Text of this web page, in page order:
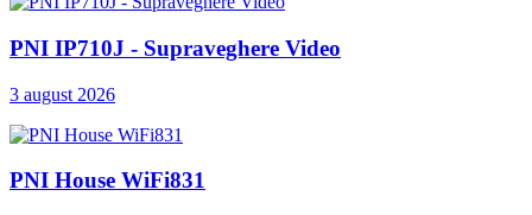
PNI IP710J - Supraveghere Video
3 august 2026
PNI House WiFi831